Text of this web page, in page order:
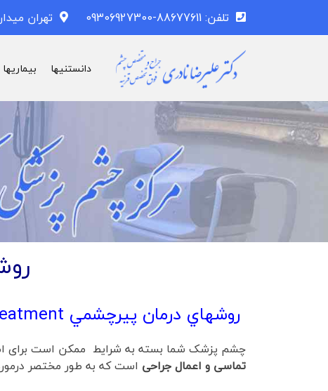
تلفن: 88677611-09306927300 تهران
دانستنیها بیماریها
روشهاي درمان پيرچشمي presbyopia treatment
چشم پزشک شما بسته به شرایط ممکن است برای
تماسی و اعمال جراحی است که به طور مختصر